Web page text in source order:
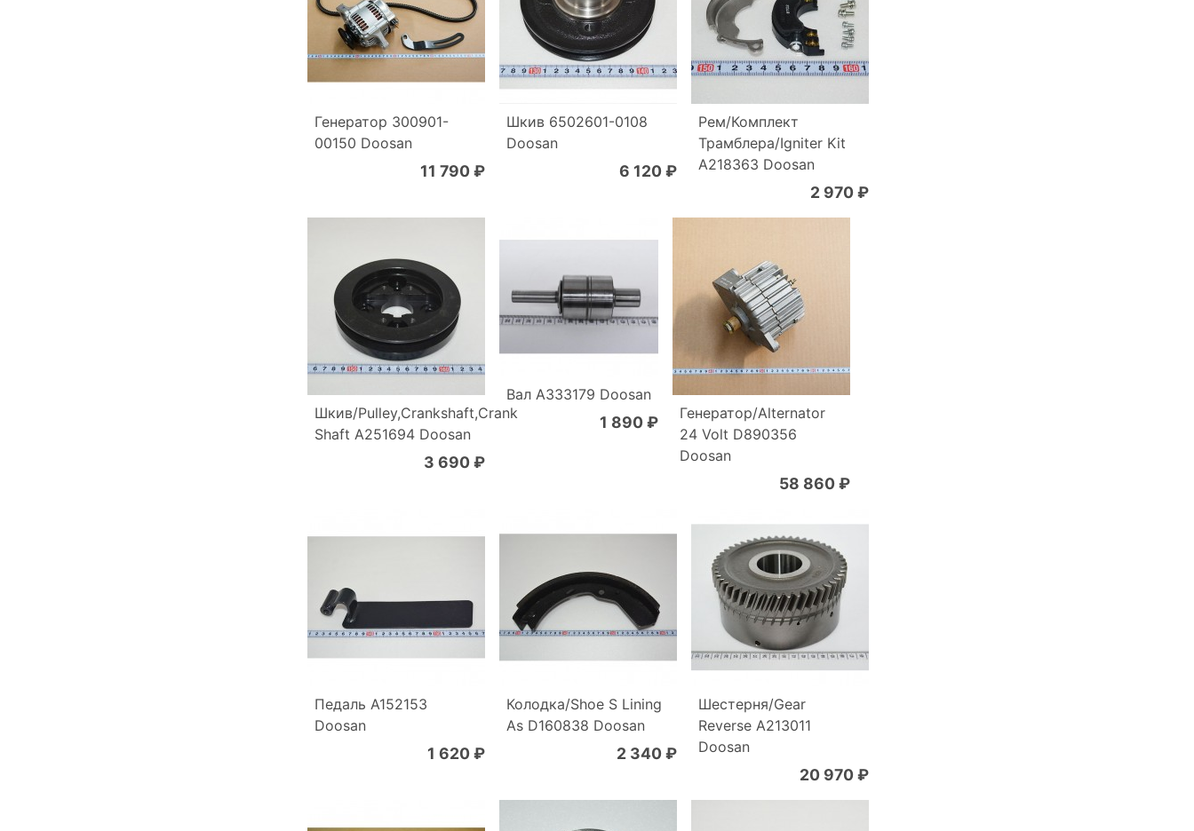
Генератор 300901-
00150 Doosan
11 790 ₽
Шкив 6502601-0108
Doosan
6 120 ₽
Рем/Комплект
Трамблера/Igniter Kit
A218363 Doosan
2 970 ₽
Шкив/Pulley,Crankshaft,Crank
Shaft A251694 Doosan
3 690 ₽
Вал A333179 Doosan
1 890 ₽
Генератор/Alternator
24 Volt D890356
Doosan
58 860 ₽
Педаль A152153
Doosan
1 620 ₽
Колодка/Shoe S Lining
As D160838 Doosan
2 340 ₽
Шестерня/Gear
Reverse A213011
Doosan
20 970 ₽